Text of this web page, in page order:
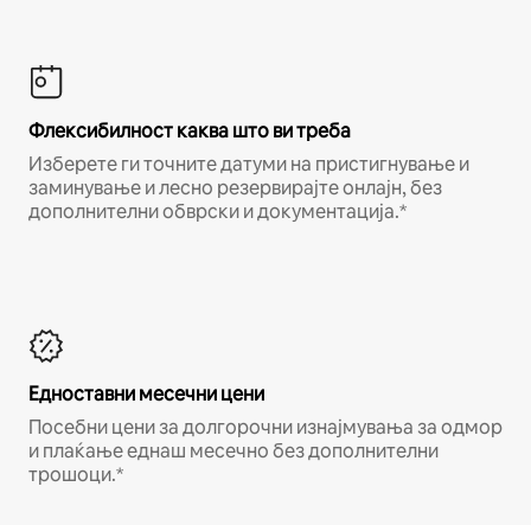
Флексибилност каква што ви треба
Изберете ги точните датуми на пристигнување и
заминување и лесно резервирајте онлајн, без
дополнителни обврски и документација.*
Едноставни месечни цени
Посебни цени за долгорочни изнајмувања за одмор
и плаќање еднаш месечно без дополнителни
трошоци.*